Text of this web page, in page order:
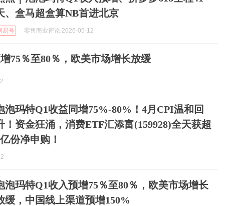
、盒马超盒算NB首进北京
易号 零售商业评论 2026-05-12
75％至80％，欧美市场增长放缓
泡玛特Q1收益同增75%-80%！4月CPI温和回
！资金狂涌，消费ETF汇添富(159928)全天获超
份净申购！
泡玛特Q1收入预增75％至80％，欧美市场增长
缓，中国线上渠道预增150%